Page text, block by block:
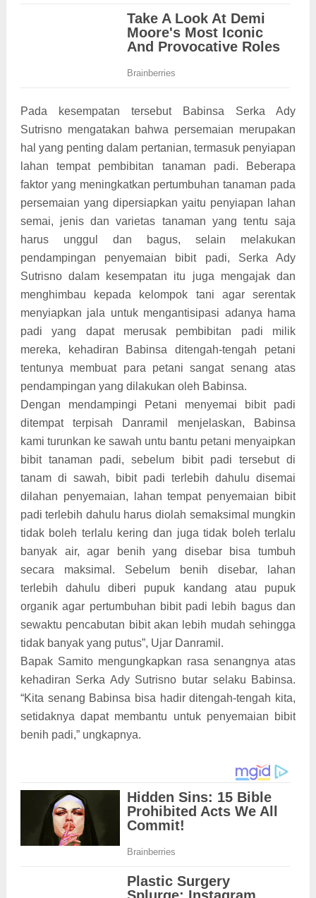
Pada kesempatan tersebut Babinsa Serka Ady
Sutrisno mengatakan bahwa persemaian merupakan
hal yang penting dalam pertanian, termasuk penyiapan
lahan tempat pembibitan tanaman padi. Beberapa
faktor yang meningkatkan pertumbuhan tanaman pada
persemaian yang dipersiapkan yaitu penyiapan lahan
semai, jenis dan varietas tanaman yang tentu saja
harus unggul dan bagus, selain melakukan
pendampingan penyemaian bibit padi, Serka Ady
Sutrisno dalam kesempatan itu juga mengajak dan
menghimbau kepada kelompok tani agar serentak
menyiapkan jala untuk mengantisipasi adanya hama
padi yang dapat merusak pembibitan padi milik
mereka, kehadiran Babinsa ditengah-tengah petani
tentunya membuat para petani sangat senang atas
pendampingan yang dilakukan oleh Babinsa.
Dengan mendampingi Petani menyemai bibit padi
ditempat terpisah Danramil menjelaskan, Babinsa
kami turunkan ke sawah untu bantu petani menyaipkan
bibit tanaman padi, sebelum bibit padi tersebut di
tanam di sawah, bibit padi terlebih dahulu disemai
dilahan penyemaian, lahan tempat penyemaian bibit
padi terlebih dahulu harus diolah semaksimal mungkin
tidak boleh terlalu kering dan juga tidak boleh terlalu
banyak air, agar benih yang disebar bisa tumbuh
secara maksimal. Sebelum benih disebar, lahan
terlebih dahulu diberi pupuk kandang atau pupuk
organik agar pertumbuhan bibit padi lebih bagus dan
sewaktu pencabutan bibit akan lebih mudah sehingga
tidak banyak yang putus”, Ujar Danramil.
Bapak Samito mengungkapkan rasa senangnya atas
kehadiran Serka Ady Sutrisno butar selaku Babinsa.
“Kita senang Babinsa bisa hadir ditengah-tengah kita,
setidaknya dapat membantu untuk penyemaian bibit
benih padi,” ungkapnya.